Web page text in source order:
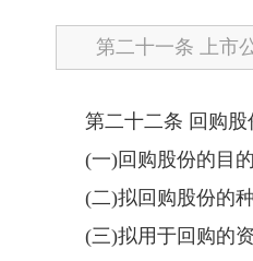
第二十一条 上市公
第二十二条 回购股
(一)回购股份的目的
(二)拟回购股份的种
(三)拟用于回购的资